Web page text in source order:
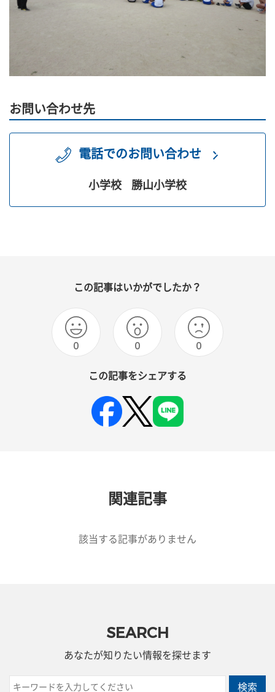
お問い合わせ先
電話でのお問い合わせ
小学校 勝山小学校
この記事はいかがでしたか？
0 0 0
この記事をシェアする
関連記事
該当する記事がありません
SEARCH
あなたが知りたい情報を探せます
検索